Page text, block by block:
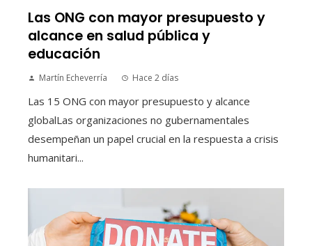
Las ONG con mayor presupuesto y
alcance en salud pública y
educación
Martín Echeverría Hace 2 días
Las 15 ONG con mayor presupuesto y alcance
globalLas organizaciones no gubernamentales
desempeñan un papel crucial en la respuesta a crisis
humanitari...